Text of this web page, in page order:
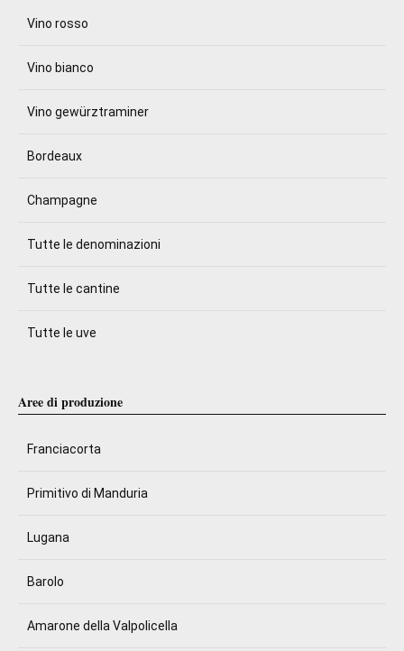
Vino rosso
Vino bianco
Vino gewürztraminer
Bordeaux
Champagne
Tutte le denominazioni
Tutte le cantine
Tutte le uve
Aree di produzione
Franciacorta
Primitivo di Manduria
Lugana
Barolo
Amarone della Valpolicella